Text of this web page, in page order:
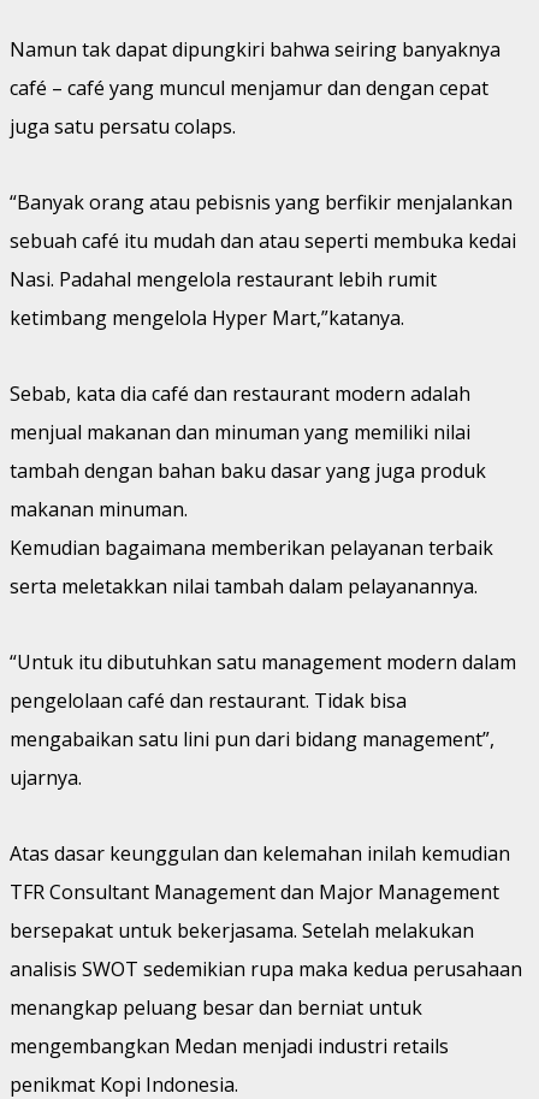
Namun tak dapat dipungkiri bahwa seiring banyaknya
café – café yang muncul menjamur dan dengan cepat
juga satu persatu colaps.
“Banyak orang atau pebisnis yang berfikir menjalankan
sebuah café itu mudah dan atau seperti membuka kedai
Nasi. Padahal mengelola restaurant lebih rumit
ketimbang mengelola Hyper Mart,”katanya.
Sebab, kata dia café dan restaurant modern adalah
menjual makanan dan minuman yang memiliki nilai
tambah dengan bahan baku dasar yang juga produk
makanan minuman.
Kemudian bagaimana memberikan pelayanan terbaik
serta meletakkan nilai tambah dalam pelayanannya.
“Untuk itu dibutuhkan satu management modern dalam
pengelolaan café dan restaurant. Tidak bisa
mengabaikan satu lini pun dari bidang management”,
ujarnya.
Atas dasar keunggulan dan kelemahan inilah kemudian
TFR Consultant Management dan Major Management
bersepakat untuk bekerjasama. Setelah melakukan
analisis SWOT sedemikian rupa maka kedua perusahaan
menangkap peluang besar dan berniat untuk
mengembangkan Medan menjadi industri retails
penikmat Kopi Indonesia.